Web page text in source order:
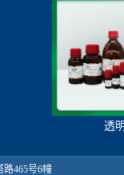
透
465号6幢